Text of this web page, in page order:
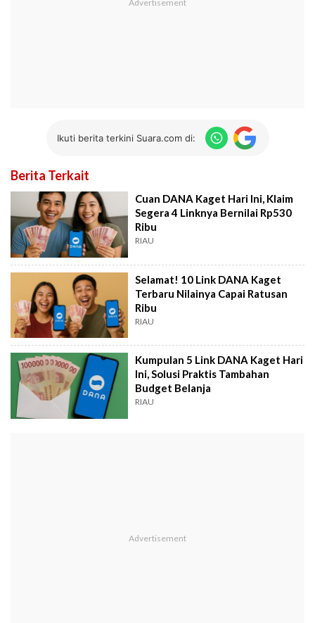
Ikuti berita terkini Suara.com di:
Berita Terkait
Cuan DANA Kaget Hari Ini, Klaim
Segera 4 Linknya Bernilai Rp530
Ribu
RIAU
Selamat! 10 Link DANA Kaget
Terbaru Nilainya Capai Ratusan
Ribu
RIAU
Kumpulan 5 Link DANA Kaget Hari
Ini, Solusi Praktis Tambahan
Budget Belanja
RIAU